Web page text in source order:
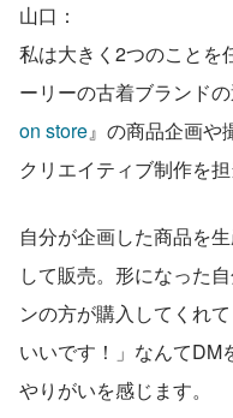
山口：
私は大きく2つのことを
ーリーの古着ブランド
on store』の商品企画や
クリエイティブ制作を担
自分が企画した商品を
して販売。形になった
ンの方が購入してくれ
いいです！」なんてDM
やりがいを感じます。